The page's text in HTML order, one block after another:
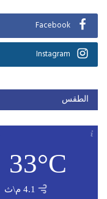
Facebook
Instagram
الطقس
33°C
4.1 م\ث